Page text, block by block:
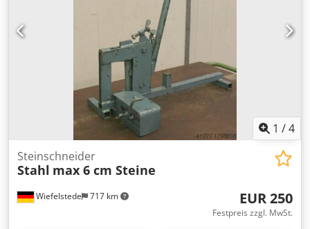
1 /4
Wiefelstede 717 km
Steinschneider
Stahl max 6 cm Steine
EUR 250
Festpreis zzgl. MwSt.